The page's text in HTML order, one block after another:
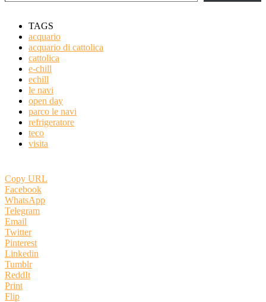
TAGS
acquario
acquario di cattolica
cattolica
e-chill
echill
le navi
open day
parco le navi
refrigeratore
teco
visita
Copy URL
Facebook
WhatsApp
Telegram
Email
Twitter
Pinterest
Linkedin
Tumblr
ReddIt
Print
Flip